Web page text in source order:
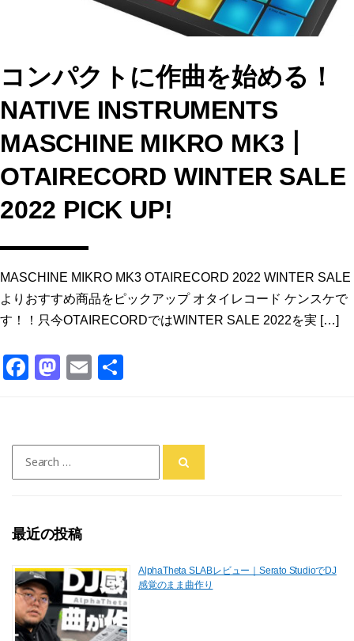
コンパクトに作曲を始める！
NATIVE INSTRUMENTS
MASCHINE MIKRO MK3丨
OTAIRECORD WINTER SALE
2022 PICK UP!
MASCHINE MIKRO MK3 OTAIRECORD 2022 WINTER SALE
よりおすすめ商品をピックアップ オタイレコード ケンスケで
す！！只今OTAIRECORDではWINTER SALE 2022を実 […]
F
e
b
o
k
M
o
d
n
E
l
for:
最近の投稿
AlphaTheta SLABレビュー｜Serato StudioでDJ
感覚のまま曲作り